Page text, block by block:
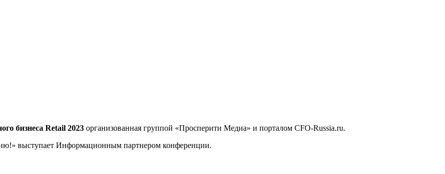
бизнеса Retail 2023 организованная группой «Просперити Медиа» и порталом CFO-Russia.ru.
выступает Информационным партнером конференции.